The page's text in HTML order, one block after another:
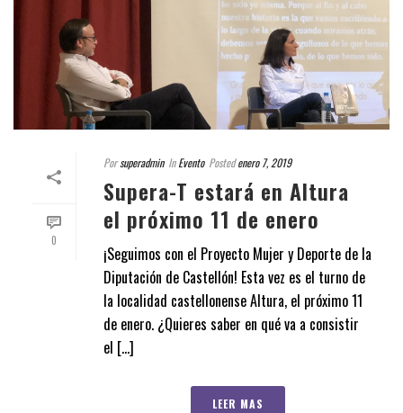
0
Porsuperadmin In Evento Posted enero 7, 2019
Supera-T estará en Altura
el próximo 11 de enero
¡Seguimos con el Proyecto Mujer y Deporte de la
Diputación de Castellón! Esta vez es el turno de
la localidad castellonense Altura, el próximo 11
de enero. ¿Quieres saber en qué va a consistir
el [...]
LEER MAS